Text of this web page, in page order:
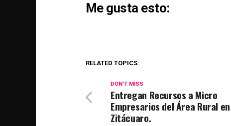
Me gusta esto:
RELATED TOPICS:
DON'T MISS
Entregan Recursos a Micro
Empresarios del Área Rural en
Zitácuaro.